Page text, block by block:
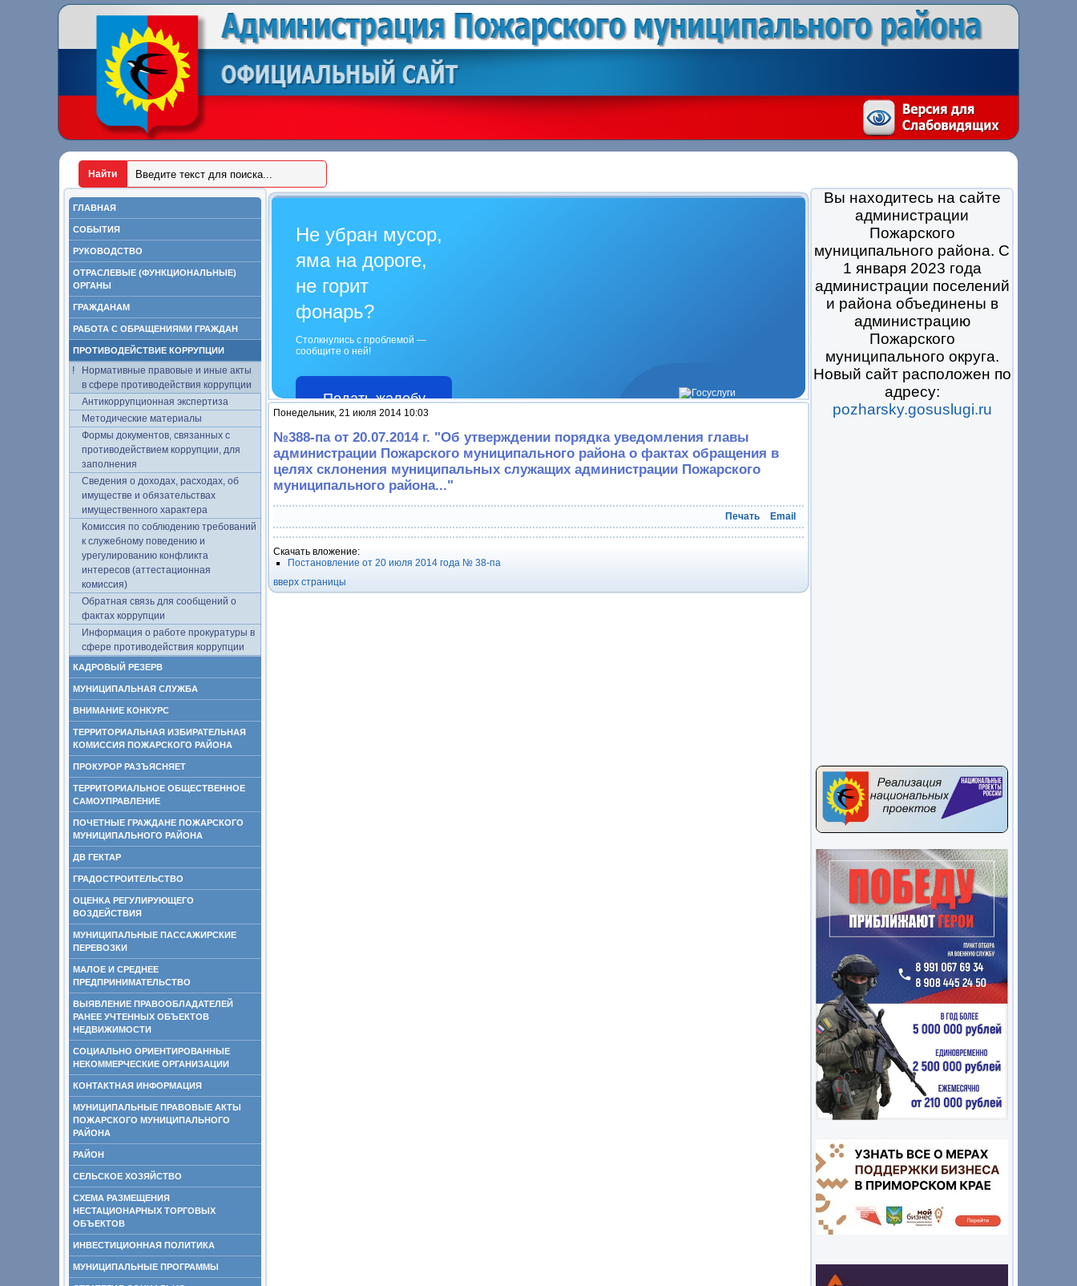
ГЛАВНАЯ
СОБЫТИЯ
РУКОВОДСТВО
ОТРАСЛЕВЫЕ (ФУНКЦИОНАЛЬНЫЕ)
ОРГАНЫ
ГРАЖДАНАМ
РАБОТА С ОБРАЩЕНИЯМИ ГРАЖДАН
ПРОТИВОДЕЙСТВИЕ КОРРУПЦИИ
Нормативные правовые и иные акты
в сфере противодействия коррупции
Антикоррупционная экспертиза
Методические материалы
Формы документов, связанных с
противодействием коррупции, для
заполнения
Сведения о доходах, расходах, об
имуществе и обязательствах
имущественного характера
Комиссия по соблюдению требований
к служебному поведению и
урегулированию конфликта
интересов (аттестационная
комиссия)
Обратная связь для сообщений о
фактах коррупции
Информация о работе прокуратуры в
сфере противодействия коррупции
КАДРОВЫЙ РЕЗЕРВ
МУНИЦИПАЛЬНАЯ СЛУЖБА
ВНИМАНИЕ КОНКУРС
ТЕРРИТОРИАЛЬНАЯ ИЗБИРАТЕЛЬНАЯ
КОМИССИЯ ПОЖАРСКОГО РАЙОНА
ПРОКУРОР РАЗЪЯСНЯЕТ
ТЕРРИТОРИАЛЬНОЕ ОБЩЕСТВЕННОЕ
САМОУПРАВЛЕНИЕ
ПОЧЕТНЫЕ ГРАЖДАНЕ ПОЖАРСКОГО
МУНИЦИПАЛЬНОГО РАЙОНА
ДВ ГЕКТАР
ГРАДОСТРОИТЕЛЬСТВО
ОЦЕНКА РЕГУЛИРУЮЩЕГО
ВОЗДЕЙСТВИЯ
МУНИЦИПАЛЬНЫЕ ПАССАЖИРСКИЕ
ПЕРЕВОЗКИ
МАЛОЕ И СРЕДНЕЕ
ПРЕДПРИНИМАТЕЛЬСТВО
ВЫЯВЛЕНИЕ ПРАВООБЛАДАТЕЛЕЙ
РАНЕЕ УЧТЕННЫХ ОБЪЕКТОВ
НЕДВИЖИМОСТИ
СОЦИАЛЬНО ОРИЕНТИРОВАННЫЕ
НЕКОММЕРЧЕСКИЕ ОРГАНИЗАЦИИ
КОНТАКТНАЯ ИНФОРМАЦИЯ
МУНИЦИПАЛЬНЫЕ ПРАВОВЫЕ АКТЫ
ПОЖАРСКОГО МУНИЦИПАЛЬНОГО
РАЙОНА
РАЙОН
СЕЛЬСКОЕ ХОЗЯЙСТВО
СХЕМА РАЗМЕЩЕНИЯ
НЕСТАЦИОНАРНЫХ ТОРГОВЫХ
ОБЪЕКТОВ
ИНВЕСТИЦИОННАЯ ПОЛИТИКА
МУНИЦИПАЛЬНЫЕ ПРОГРАММЫ
Вы находитесь на сайте
администрации
Пожарского
муниципального района. С
1 января 2023 года
администрации поселений
и района объединены в
администрацию
Пожарского
муниципального округа.
Новый сайт расположен по
адресу:
pozharsky.gosuslugi.ru
Не убран мусор,
яма на дороге,
не горит
фонарь?
Столкнулись с проблемой —
сообщите о ней!
Подать жалобу
Понедельник, 21 июля 2014 10:03
№388-па от 20.07.2014 г. "Об утверждении порядка уведомления главы
администрации Пожарского муниципального района о фактах обращения в
целях склонения муниципальных служащих администрации Пожарского
муниципального района..."
Печать Email
Скачать вложение:
Постановление от 20 июля 2014 года № 38-па
вверх страницы